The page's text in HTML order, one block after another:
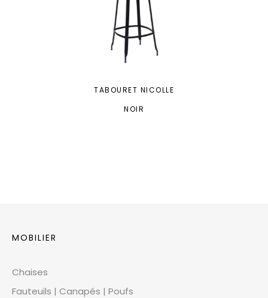
TABOURET NICOLLE
NOIR
MOBILIER
Chaises
Fauteuils | Canapés | Poufs